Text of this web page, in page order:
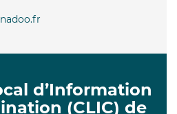
d’Information
(CLIC) de